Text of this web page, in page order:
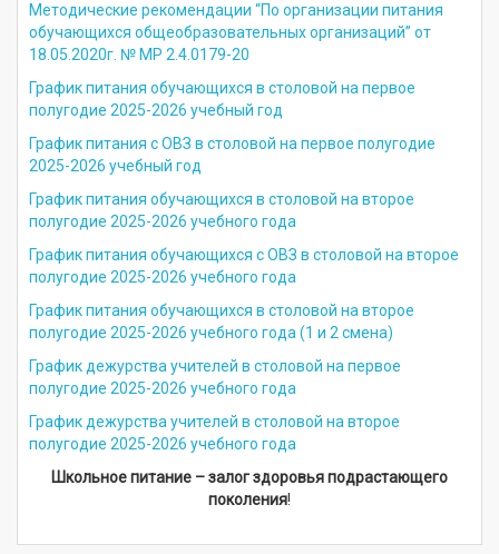
Методические рекомендации “По организации питания
обучающихся общеобразовательных организаций” от
18.05.2020г. № МР 2.4.0179-20
График питания обучающихся в столовой на первое
полугодие 2025-2026 учебный год
График питания с ОВЗ в столовой на первое полугодие
2025-2026 учебный год
График питания обучающихся в столовой на второе
полугодие 2025-2026 учебного года
График питания обучающихся с ОВЗ в столовой на второе
полугодие 2025-2026 учебного года
График питания обучающихся в столовой на второе
полугодие 2025-2026 учебного года (1 и 2 смена)
График дежурства учителей в столовой на первое
полугодие 2025-2026 учебного года
График дежурства учителей в столовой на второе
полугодие 2025-2026 учебного года
Школьное питание – залог здоровьяподрастающего
поколения!